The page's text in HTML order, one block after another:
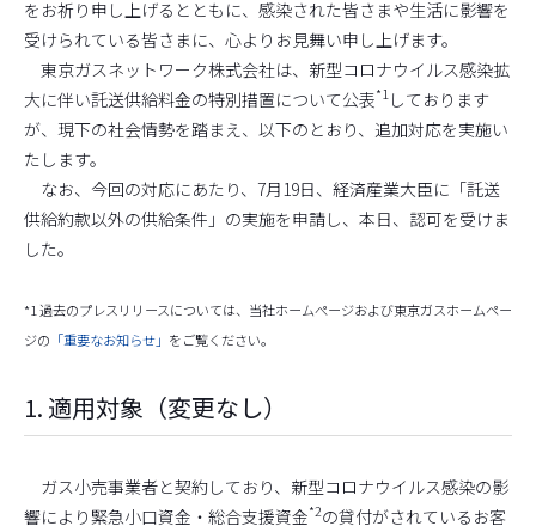
をお祈り申し上げるとともに、感染された皆さまや生活に影響を
受けられている皆さまに、心よりお見舞い申し上げます。
東京ガスネットワーク株式会社は、新型コロナウイルス感染拡
大に伴い託送供給料金の特別措置について公表*1 しております
が、現下の社会情勢を踏まえ、以下のとおり、追加対応を実施い
たします。
なお、今回の対応にあたり、7月19日、経済産業大臣に「託送
供給約款以外の供給条件」の実施を申請し、本日、認可を受けま
した。
*1 過去のプレスリリースについては、当社ホームぺージおよび東京ガスホームペー
ジの 「重要なお知らせ」 をご覧ください。
1. 適用対象（変更なし）
ガス小売事業者と契約しており、新型コロナウイルス感染の影
響により緊急小口資金・総合支援資金*2の貸付がされているお客